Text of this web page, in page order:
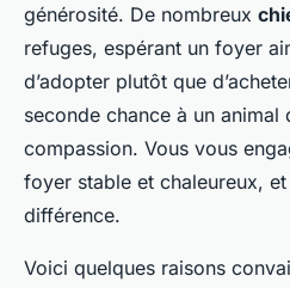
générosité. De nombreux
refuges, espérant un foyer
d’adopter plutôt que
seconde chance à un animal
compassion. Vous vous
foyer stable et chaleureux,
différence.
Voici quelques raisons